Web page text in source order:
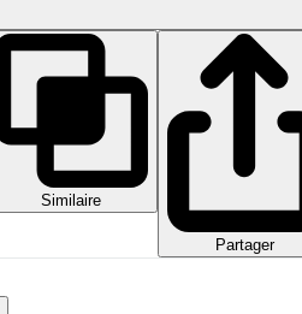
Similaire
Partager